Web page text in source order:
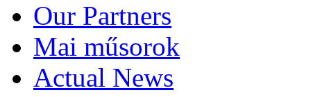
Our Partners
Mai műsorok
Actual News